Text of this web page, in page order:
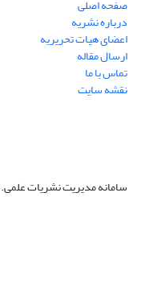
صفحه اصلی
درباره نشریه
اعضای هیات تحریریه
ارسال مقاله
تماس با ما
نقشه سایت
سامانه مدیریت نشریات علمی.